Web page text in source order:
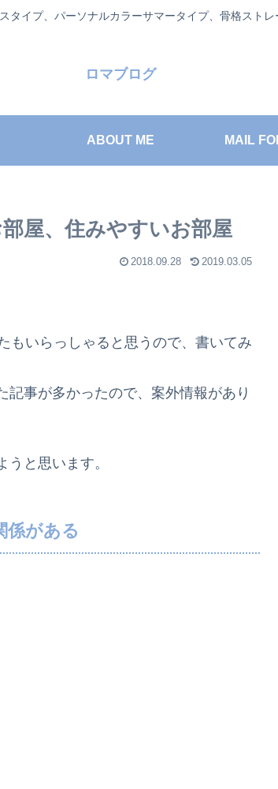
タイプ、パーソナルカラーサマータイプ、骨格スト
ロマブログ
ABOUT ME MAIL
屋、住みやすいお部屋
2018.09.28 2019.03.05
もいらっしゃると思うので、書いてみ
事が多かったので、案外情報があり
と思います。
係がある